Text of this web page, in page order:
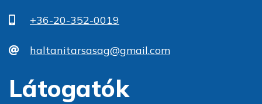
+36-20-352-0019
haltanitarsasag@gmail.com
Látogatók